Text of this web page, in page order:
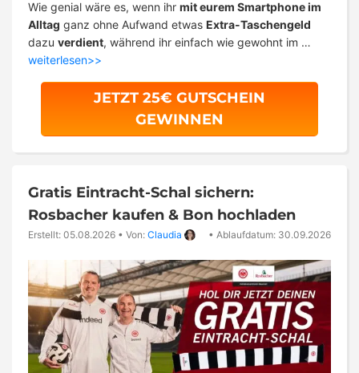
Wie genial wäre es, wenn ihr mit eurem Smartphone im
Alltag ganz ohne Aufwand etwas Extra-Taschengeld
dazu verdient, während ihr einfach wie gewohnt im …
weiterlesen>>
JETZT 25€ GUTSCHEIN
GEWINNEN
Gratis Eintracht-Schal sichern:
Rosbacher kaufen & Bon hochladen
Erstellt: 05.08.2026 • Von: Claudia • Ablaufdatum: 30.09.2026